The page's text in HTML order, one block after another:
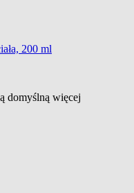
200 ml
domyślną więcej